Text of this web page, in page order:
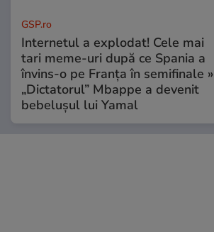
GSP.ro
Internetul a explodat! Cele mai
tari meme-uri după ce Spania a
învins-o pe Franța în semifinale »
„Dictatorul” Mbappe a devenit
bebelușul lui Yamal